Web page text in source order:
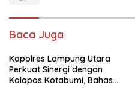
Baca Juga
Kapolres Lampung Utara
Perkuat Sinergi dengan
Kalapas Kotabumi, Bahas